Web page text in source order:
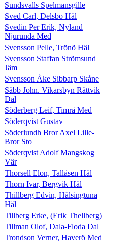
Sundsvalls Spelmansgille
Sved Carl, Delsbo Häl
Svedin Per Erik, Nyland
Njurunda Med
Svensson Pelle, Trönö Häl
Svensson Staffan Strömsund
Jäm
Svensson Åke Sibbarp Skåne
Säbb John. Vikarsbyn Rättvik
Dal
Söderberg Leif, Timrå Med
Söderqvist Gustav
Söderlundh Bror Axel Lille-
Bror Sto
Söderqvist Adolf Mangskog
Vär
Thorsell Elon, Tallåsen Häl
Thorn Ivar, Bergvik Häl
Thillberg Edvin, Hälsingtuna
Häl
Tillberg Erke, (Erik Thellberg)
Tillman Olof, Dala-Floda Dal
Trondson Verner, Haverö Med